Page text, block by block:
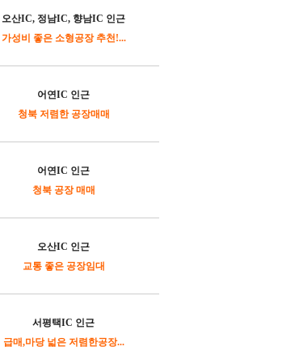
오산IC, 정남IC, 향남IC 인근
가성비 좋은 소형공장 추천!...
어연IC 인근
청북 저렴한 공장매매
어연IC 인근
청북 공장 매매
오산IC 인근
교통 좋은 공장임대
서평택IC 인근
급매,마당 넓은 저렴한공장...